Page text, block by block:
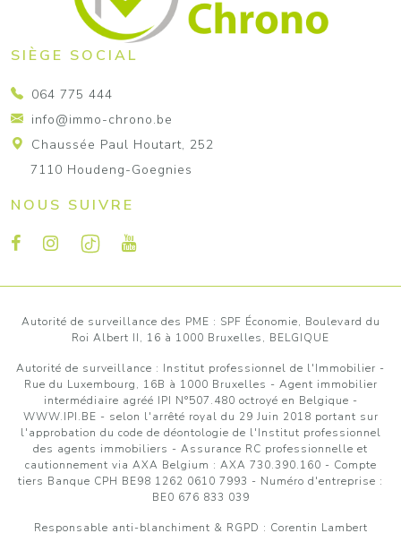
SIÈGE SOCIAL
064 775 444
info@immo-chrono.be
Chaussée Paul Houtart, 252
7110 Houdeng-Goegnies
NOUS SUIVRE
Autorité de surveillance des PME : SPF Économie, Boulevard du
Roi Albert II, 16 à 1000 Bruxelles, BELGIQUE
Autorité de surveillance : Institut professionnel de l'Immobilier -
Rue du Luxembourg, 16B à 1000 Bruxelles - Agent immobilier
intermédiaire agréé IPI N°507.480 octroyé en Belgique -
WWW.IPI.BE - selon l'arrêté royal du 29 Juin 2018 portant sur
l'approbation du code de déontologie de l'Institut professionnel
des agents immobiliers - Assurance RC professionnelle et
cautionnement via AXA Belgium : AXA 730.390.160 - Compte
tiers Banque CPH BE98 1262 0610 7993 - Numéro d'entreprise :
BE0 676 833 039
Responsable anti-blanchiment & RGPD : Corentin Lambert